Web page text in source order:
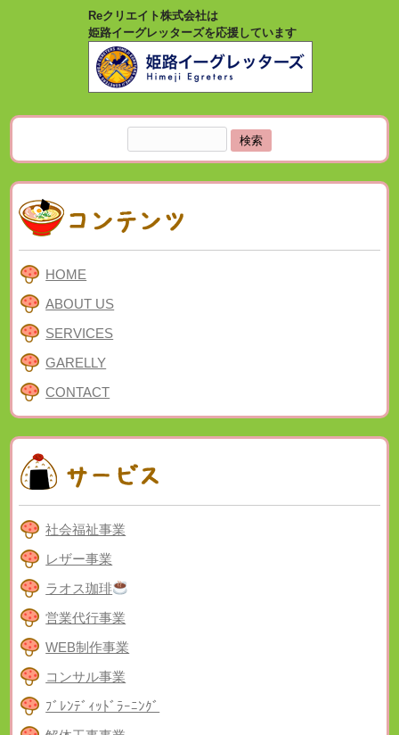
Reクリエイト株式会社は
姫路イーグレッターズを応援しています
索:
HOME
ABOUT US
SERVICES
GARELLY
CONTACT
社会福祉事業
レザー事業
ラオス珈琲
営業代行事業
WEB制作事業
コンサル事業
ﾌﾞﾚﾝﾃﾞｨｯﾄﾞﾗｰﾆﾝｸﾞ